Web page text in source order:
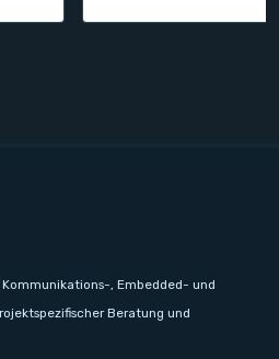
, Embedded- und
Beratung und